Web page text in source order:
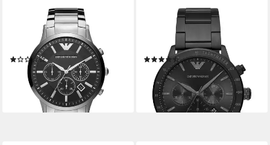
EMPORIO ARMANI
Quarzuhr Chronograph
AR2460
(1)
ab 239,00 € 369,00 €
lieferbar - in 4-5 Werktagen bei dir
EMPORIO ARMANI
Chronograph Emporio Armani
Herren-Uhren Analog Quarz
(5)
ab 279,00 € 389,00 €
-28%
lieferbar - in 4-5 Werktagen bei dir